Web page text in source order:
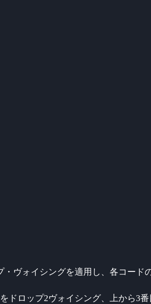
ヴォイシングを適用し、各コード
ドロップ2ヴォイシング、上から3